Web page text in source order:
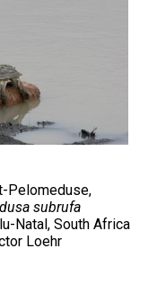
Pelomeduse,
subrufa
Natal, South Africa
Loehr